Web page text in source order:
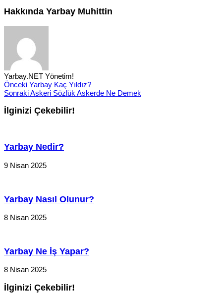
Hakkında Yarbay Muhittin
Yarbay.NET Yönetim!
Önceki Yarbay Kaç Yıldız?
SonrakiAskeri Sözlük Askerde Ne Demek
İlginizi Çekebilir!
Yarbay Nedir?
9 Nisan 2025
Yarbay Nasıl Olunur?
8 Nisan 2025
Yarbay Ne İş Yapar?
8 Nisan 2025
İlginizi Çekebilir!